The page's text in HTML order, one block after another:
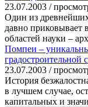
23.07.2003 /
Один из
давно приковывает
областей науки –
Помпеи –
градостроительной
23.07.2003 /
История
в лучшем случае,
капитальных и